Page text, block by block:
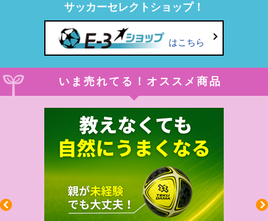
サッカーセレクトショップ！
はこちら
いま売れてる！オススメ商品